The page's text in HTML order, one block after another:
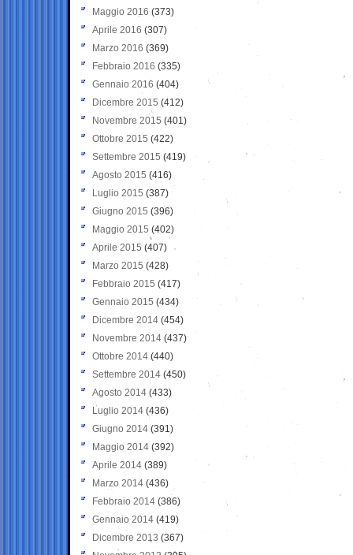
Maggio 2016 (373)
Aprile 2016 (307)
Marzo 2016 (369)
Febbraio 2016 (335)
Gennaio 2016 (404)
Dicembre 2015 (412)
Novembre 2015 (401)
Ottobre 2015 (422)
Settembre 2015 (419)
Agosto 2015 (416)
Luglio 2015 (387)
Giugno 2015 (396)
Maggio 2015 (402)
Aprile 2015 (407)
Marzo 2015 (428)
Febbraio 2015 (417)
Gennaio 2015 (434)
Dicembre 2014 (454)
Novembre 2014 (437)
Ottobre 2014 (440)
Settembre 2014 (450)
Agosto 2014 (433)
Luglio 2014 (436)
Giugno 2014 (391)
Maggio 2014 (392)
Aprile 2014 (389)
Marzo 2014 (436)
Febbraio 2014 (386)
Gennaio 2014 (419)
Dicembre 2013 (367)